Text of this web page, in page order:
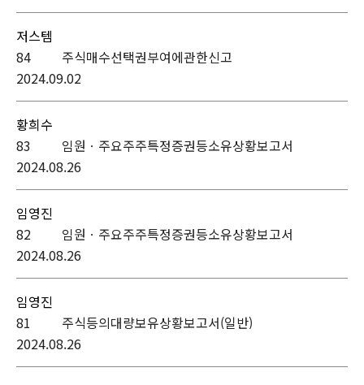
84
2024.09.02
주식매수선택권부여에관한신고
저스템
83
2024.08.26
임원ㆍ주요주주특정증권등소유상황보고서
황희수
82
2024.08.26
임원ㆍ주요주주특정증권등소유상황보고서
임영진
81
2024.08.26
주식등의대량보유상황보고서(일반)
임영진